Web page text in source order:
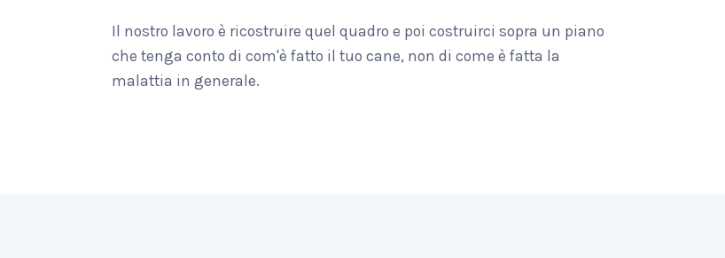
Il nostro lavoro è ricostruire quel quadro e poi costruirci sopra un piano
che tenga conto di com'è fatto il tuo cane, non di come è fatta la
malattia in generale.